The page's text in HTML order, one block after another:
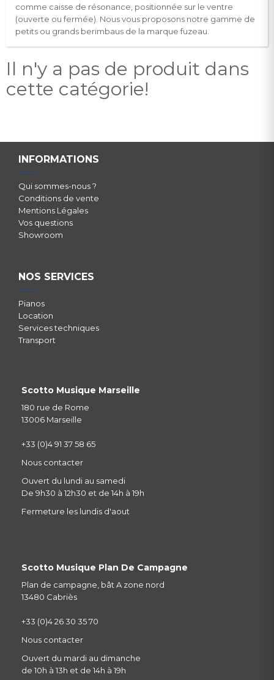
comme caisse de résonance, positionnée sur le ventre
(ouverte ou fermée). Nous vous proposons notre gamme de
petits ou grands berimbaus de la marque fuzeau.
Il n'y a pas de produit dans
cette catégorie!
INFORMATIONS
Qui sommes-nous ?
Conditions de vente
Mentions Légales
Vos questions
Showroom
NOS SERVICES
Pianos
Location
Services techniques
Transport
Scotto Musique Marseille
180 rue de Rome
13006 Marseille
+33 (0)4 91 37 58 65
Nous contacter
Ouvert du lundi au samedi
De 9h30 à 12h30 et de 14h à 19h
Fermeture les lundis d'aout
Scotto Musique Plan De Campagne
Plan de campagne, bât A zone nord
13480 Cabriès
+33 (0)4 26 30 35 70
Nous contacter
Ouvert du mardi au dimanche
de 10h à 13h et de 14h à 19h